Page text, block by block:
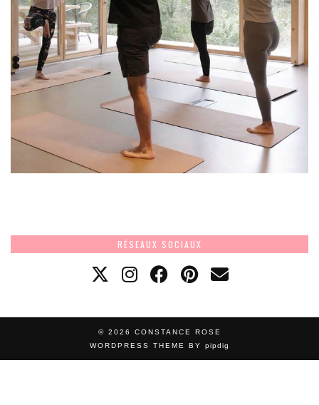
RÉSEAUX SOCIAUX
© 2026 CONSTANCE ROSE
WORDPRESS THEME BY pipdig